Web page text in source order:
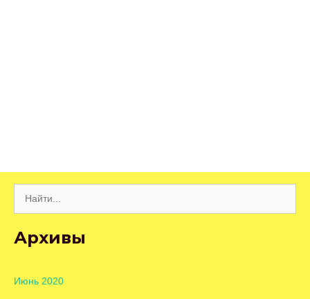
Архивы
Июнь 2020